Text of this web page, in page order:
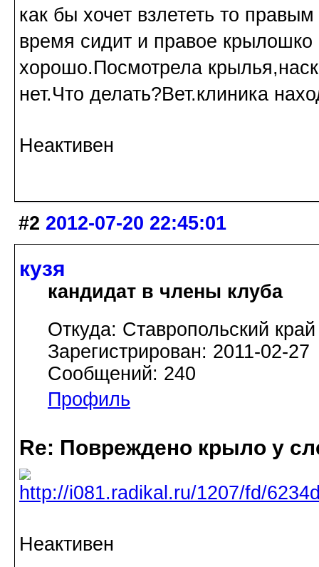
как бы хочет взлететь то
время сидит и правое
хорошо.Посмотрела
нет.Что делать?Вет.клиника
Неактивен
#2 2012-07-20 22:45:01
кузя
кандидат в члены клуба
Откуда: Ставропольский край
Зарегистрирован: 2011-02-27
Сообщений: 240
Профиль
Re: Повреждено крыло у
Неактивен